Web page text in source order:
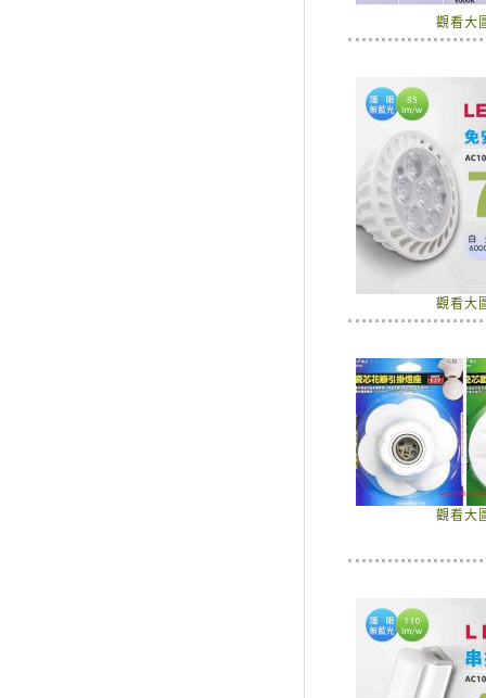
觀看大
觀看大
觀看大